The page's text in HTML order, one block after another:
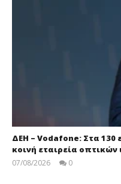
ΔΕΗ – Vodafone: Στα 130
κοινή εταιρεία οπτικών
07/08/2026 0